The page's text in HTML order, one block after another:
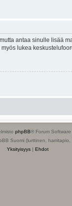
antaa sinulle lisää
lukea
phpBB® Forum
Suomi (lurttinen, harritapio,
Yksityisyys | Ehdot